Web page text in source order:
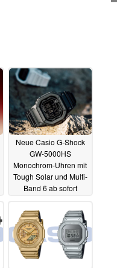
Neue Casio G-Shock
GW-5000HS
Monochrom-Uhren mit
Tough Solar und Multi-
Band 6 ab sofort